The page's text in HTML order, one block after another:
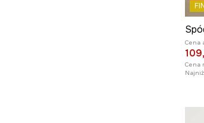
Cena
Cena